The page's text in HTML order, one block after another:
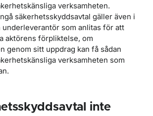
verksamheten.
säkerhetsskyddsavtal gäller även i
som anlitas för att
aktörens förpliktelse, om
genom sitt uppdrag kan få sådan
verksamheten som
inte